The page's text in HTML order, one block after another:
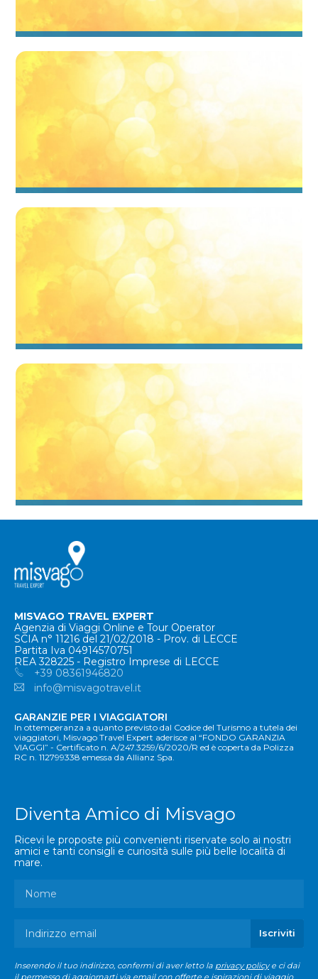
Villaggi per celiaci Basilicata
Villaggi con piscina Basilicata
Villaggi con spiaggia Basilicata
Villaggi economici Basilicata
MISVAGO TRAVEL EXPERT
Agenzia di Viaggi Online e Tour Operator
SCIA n° 11216 del 21/02/2018 - Prov. di LECCE
Partita Iva 04914570751
REA 328225 - Registro Imprese di LECCE
+39 08361946820
info@misvagotravel.it
GARANZIE PER I VIAGGIATORI
In ottemperanza a quanto previsto dal Codice del Turismo a tutela dei
viaggiatori, Misvago Travel Expert aderisce al “FONDO GARANZIA
VIAGGI” - Certificato n. A/247.3259/6/2020/R ed è coperta da Polizza
RC n. 112799338 emessa da Allianz Spa.
Diventa Amico di Misvago
Ricevi le proposte più convenienti riservate solo ai nostri
amici e tanti consigli e curiosità sulle più belle località di
mare.
Inserendo il tuo indirizzo, confermi di aver letto la privacy policye ci dai
il permesso di aggiornarti via email con offerte e ispirazioni di viaggio